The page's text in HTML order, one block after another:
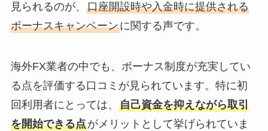
見られるのが、 口座開設時や入金時に提供される
ボーナスキャンペーンに関する声です。
海外FX業者の中でも、ボーナス制度が充実してい
る点を評価する口コミが見られています。特に初
回利用者にとっては、 自己資金を抑えながら取引
を開始できる点がメリットとして挙げられていま